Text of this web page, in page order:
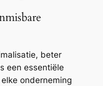
beter
een essentiële
onderneming